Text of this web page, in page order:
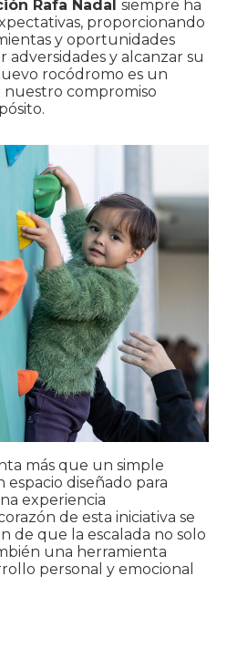
Rafa Nadal siempre ha
proporcionando
y oportunidades
adversidades y alcanzar su
rocódromo es un
compromiso
más que un simple
diseñado para
experiencia
de esta iniciativa se
de que la escalada no solo
una herramienta
personal y emocional